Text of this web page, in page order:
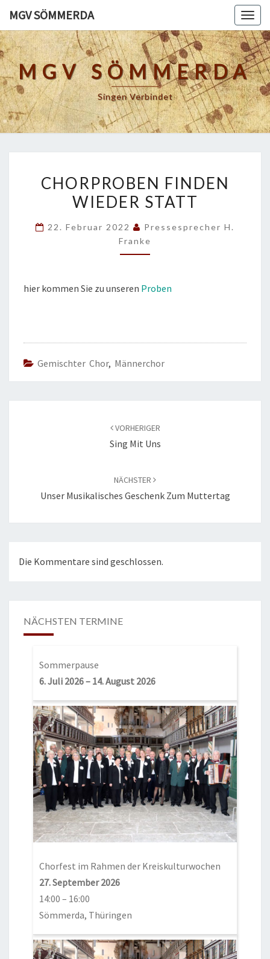
content
MGV SÖMMERDA
MGV SÖMMERDA
Singen Verbindet
FINDEN
WIEDER
CHORPROBEN FINDEN
WIEDER STATT
22. Februar 2022
Pressesprecher H.
Franke
hier kommen Sie zu unseren Proben
Gemischter Chor, Männerchor
VORHERIGER
Sing Mit Uns
NÄCHSTER
Unser Musikalisches Geschenk Zum Muttertag
Die Kommentare sind geschlossen.
NÄCHSTEN TERMINE
Sommerpause
6. Juli 2026– 14. August 2026
Chorfest im Rahmen der Kreiskulturwochen
27. September 2026
14:00 – 16:00
Sömmerda, Thüringen